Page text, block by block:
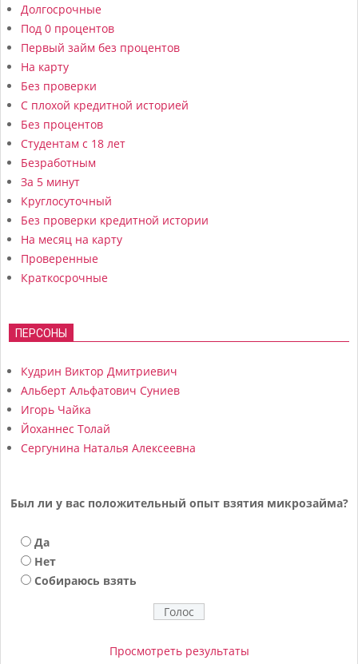
Долгосрочные
Под 0 процентов
Первый займ без процентов
На карту
Без проверки
С плохой кредитной историей
Без процентов
Студентам с 18 лет
Безработным
За 5 минут
Круглосуточный
Без проверки кредитной истории
На месяц на карту
Проверенные
Краткосрочные
ПЕРСОНЫ
Кудрин Виктор Дмитриевич
Альберт Альфатович Суниев
Игорь Чайка
Йоханнес Толай
Сергунина Наталья Алексеевна
Был ли у вас положительный опыт взятия микрозайма?
Да
Нет
Собираюсь взять
Просмотреть результаты